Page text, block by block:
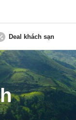
Deal khách sạn